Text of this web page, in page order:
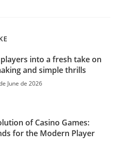
into a fresh take on
and simple thrills
June de 2026
of Casino Games:
for the Modern Player